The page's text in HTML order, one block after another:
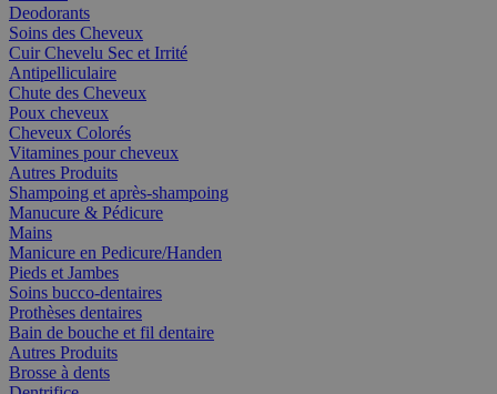
Deodorants
Soins des Cheveux
Cuir Chevelu Sec et Irrité
Antipelliculaire
Chute des Cheveux
Poux cheveux
Cheveux Colorés
Vitamines pour cheveux
Autres Produits
Shampoing et après-shampoing
Manucure & Pédicure
Mains
Manicure en Pedicure/Handen
Pieds et Jambes
Soins bucco-dentaires
Prothèses dentaires
Bain de bouche et fil dentaire
Autres Produits
Brosse à dents